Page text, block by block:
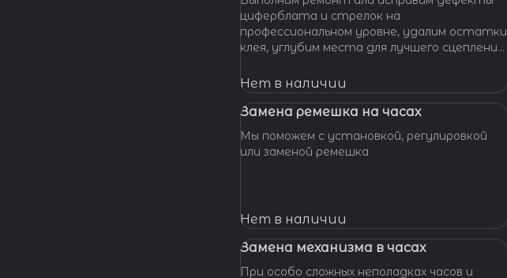
циферблата и стрелок на
профессиональном уровне, удалим остатки
клея, углубим места для лучшего сцепления
стрелки, метки, камни. Восстановим
крепления циферблата к механизму.
Нет в наличии
Замена ремешка на часах
Мы поможем с установкой, регулировкой
или заменой ремешка
Нет в наличии
Замена механизма в часах
При особо сложных неполадках часов и